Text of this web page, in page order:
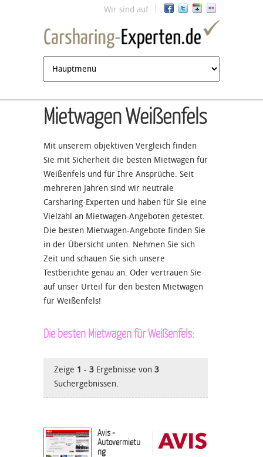
Jump to navigation
Wir sind auf
Mietwagen Weißenfels
Mit unserem objektiven Vergleich finden
Sie mit Sicherheit die besten Mietwagen für
Weißenfels und für Ihre Ansprüche. Seit
mehreren Jahren sind wir neutrale
Carsharing-Experten und haben für Sie eine
Vielzahl an Mietwagen-Angeboten getestet.
Die besten Mietwagen-Angebote finden Sie
in der Übersicht unten. Nehmen Sie sich
Zeit und schauen Sie sich unsere
Testberichte genau an. Oder vertrauen Sie
auf unser Urteil für den besten Mietwagen
für Weißenfels!
Die besten Mietwagen für Weißenfels:
Zeige 1 - 3 Ergebnisse von 3
Suchergebnissen.
Avis -
Autovermietu
ng